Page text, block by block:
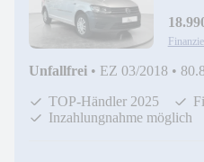
Unfallfrei • EZ 03/2018 •
TOP-Händler 2025
Inzahlungnahme möglich